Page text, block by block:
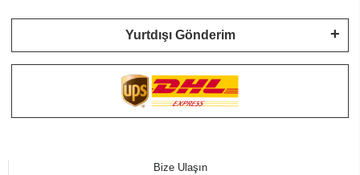
Yurtdışı Gönderim
Bize Ulaşın